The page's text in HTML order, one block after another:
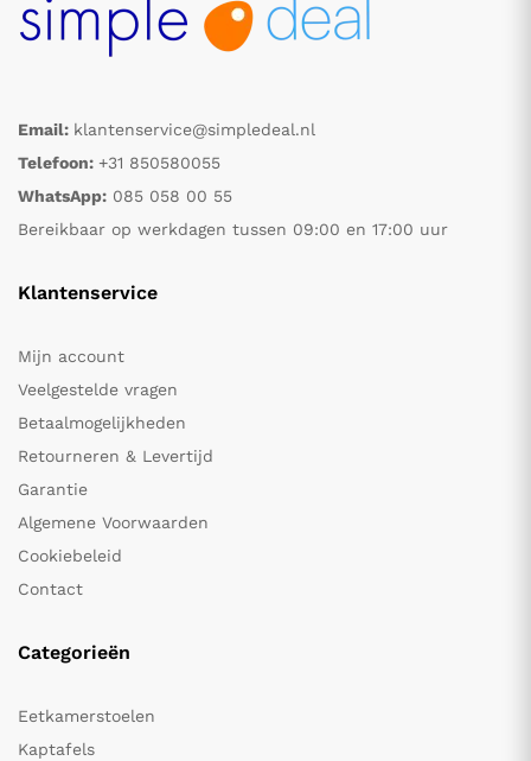
Email: klantenservice@simpledeal.nl
Telefoon: +31 850580055
WhatsApp: 085 058 00 55
Bereikbaar op werkdagen tussen 09:00 en 17:00 uur
Klantenservice
Mijn account
Veelgestelde vragen
Betaalmogelijkheden
Retourneren & Levertijd
Garantie
Algemene Voorwaarden
Cookiebeleid
Contact
Categorieën
Eetkamerstoelen
Kaptafels